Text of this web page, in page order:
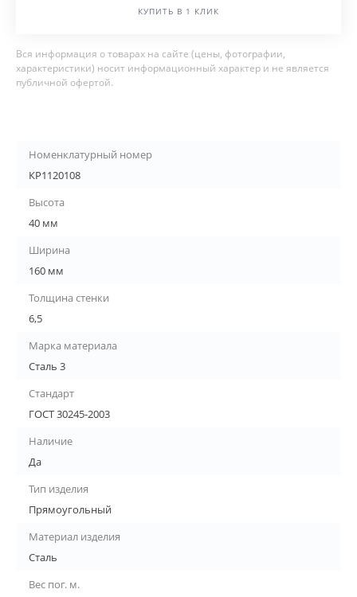
КУПИТЬ В 1 КЛИК
Вся информация о товарах на сайте (цены, фотографии,
характеристики) носит информационный характер и не является
публичной офертой.
Номенклатурный номер
КР1120108
Высота
40 мм
Ширина
160 мм
Толщина стенки
6,5
Марка материала
Сталь 3
Стандарт
ГОСТ 30245-2003
Наличие
Да
Тип изделия
Прямоугольный
Материал изделия
Сталь
Вес пог. м.